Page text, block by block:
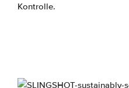
Kontrolle.